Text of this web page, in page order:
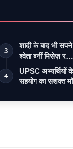
3
शादी के बाद भी
श्वेता बनीं मिसेज़ र…
4
UPSC अभ्यर्थियों
सहयोग का सशक्त